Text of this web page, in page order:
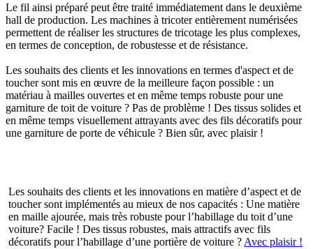
Le fil ainsi préparé peut être traité immédiatement dans le deuxième
hall de production. Les machines à tricoter entièrement numérisées
permettent de réaliser les structures de tricotage les plus complexes,
en termes de conception, de robustesse et de résistance.
Les souhaits des clients et les innovations en termes d'aspect et de
toucher sont mis en œuvre de la meilleure façon possible : un
matériau à mailles ouvertes et en même temps robuste pour une
garniture de toit de voiture ? Pas de problème ! Des tissus solides et
en même temps visuellement attrayants avec des fils décoratifs pour
une garniture de porte de véhicule ? Bien sûr, avec plaisir !
Les souhaits des clients et les innovations en matière d’aspect et de
toucher sont implémentés au mieux de nos capacités : Une matière
en maille ajourée, mais très robuste pour l’habillage du toit d’une
voiture? Facile ! Des tissus robustes, mais attractifs avec fils
décoratifs pour l’habillage d’une portière de voiture ? Avec plaisir !